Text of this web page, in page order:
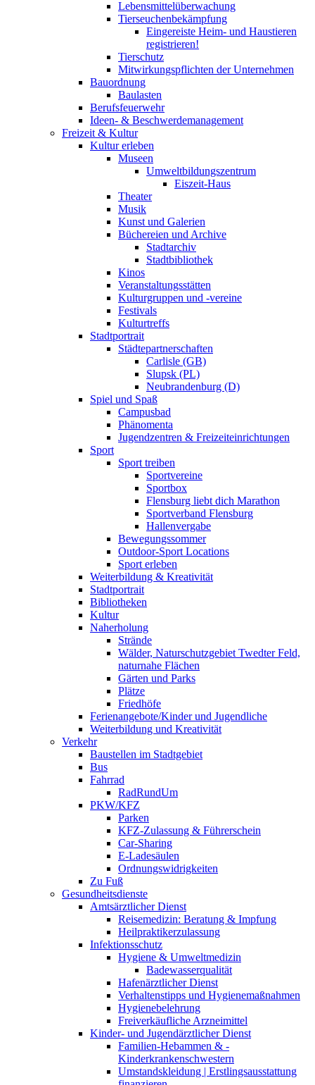
Lebensmittelüberwachung
Tierseuchenbekämpfung
Eingereiste Heim- und Haustieren
registrieren!
Tierschutz
Mitwirkungspflichten der Unternehmen
Bauordnung
Baulasten
Berufsfeuerwehr
Ideen- & Beschwerdemanagement
Freizeit & Kultur
Kultur erleben
Museen
Umweltbildungszentrum
Eiszeit-Haus
Theater
Musik
Kunst und Galerien
Büchereien und Archive
Stadtarchiv
Stadtbibliothek
Kinos
Veranstaltungsstätten
Kulturgruppen und -vereine
Festivals
Kulturtreffs
Stadtportrait
Städtepartnerschaften
Carlisle (GB)
Slupsk (PL)
Neubrandenburg (D)
Spiel und Spaß
Campusbad
Phänomenta
Jugendzentren & Freizeiteinrichtungen
Sport
Sport treiben
Sportvereine
Sportbox
Flensburg liebt dich Marathon
Sportverband Flensburg
Hallenvergabe
Bewegungssommer
Outdoor-Sport Locations
Sport erleben
Weiterbildung & Kreativität
Stadtportrait
Bibliotheken
Kultur
Naherholung
Strände
Wälder, Naturschutzgebiet Twedter Feld,
naturnahe Flächen
Gärten und Parks
Plätze
Friedhöfe
Ferienangebote/Kinder und Jugendliche
Weiterbildung und Kreativität
Verkehr
Baustellen im Stadtgebiet
Bus
Fahrrad
RadRundUm
PKW/KFZ
Parken
KFZ-Zulassung & Führerschein
Car-Sharing
E-Ladesäulen
Ordnungswidrigkeiten
Zu Fuß
Gesundheitsdienste
Amtsärztlicher Dienst
Reisemedizin: Beratung & Impfung
Heilpraktikerzulassung
Infektionsschutz
Hygiene & Umweltmedizin
Badewasserqualität
Hafenärztlicher Dienst
Verhaltenstipps und Hygienemaßnahmen
Hygienebelehrung
Freiverkäufliche Arzneimittel
Kinder- und Jugendärztlicher Dienst
Familien-Hebammen & -
Kinderkrankenschwestern
Umstandskleidung | Erstlingsausstattung